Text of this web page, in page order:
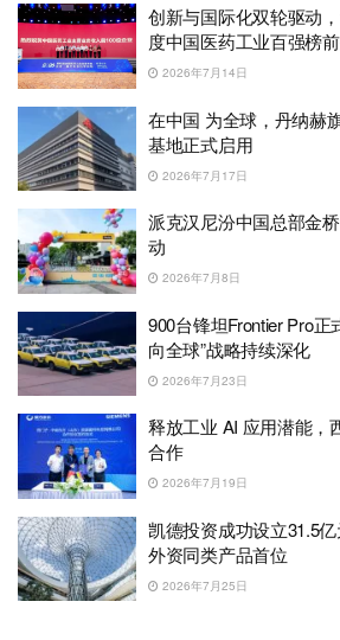
创新与国际化双轮驱动
度中国医药工业百强榜
2026年7月14日
在中国 为全球，丹纳赫
基地正式启用
2026年7月17日
派克汉尼汾中国总部金
动
2026年7月8日
900台锋坦Frontier Pro正
向全球”战略持续深化
2026年7月23日
释放工业 AI 应用潜能，
合作
2026年7月19日
凯德投资成功设立31.5
外资同类产品首位
2026年7月25日